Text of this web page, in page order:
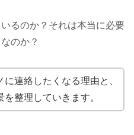
るのか？それは本当に必要
のか？
に連絡したくなる理由と、
整理していきます。